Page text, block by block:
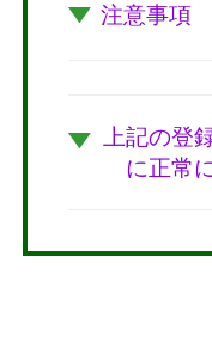
注意事項
上記の登
に正常